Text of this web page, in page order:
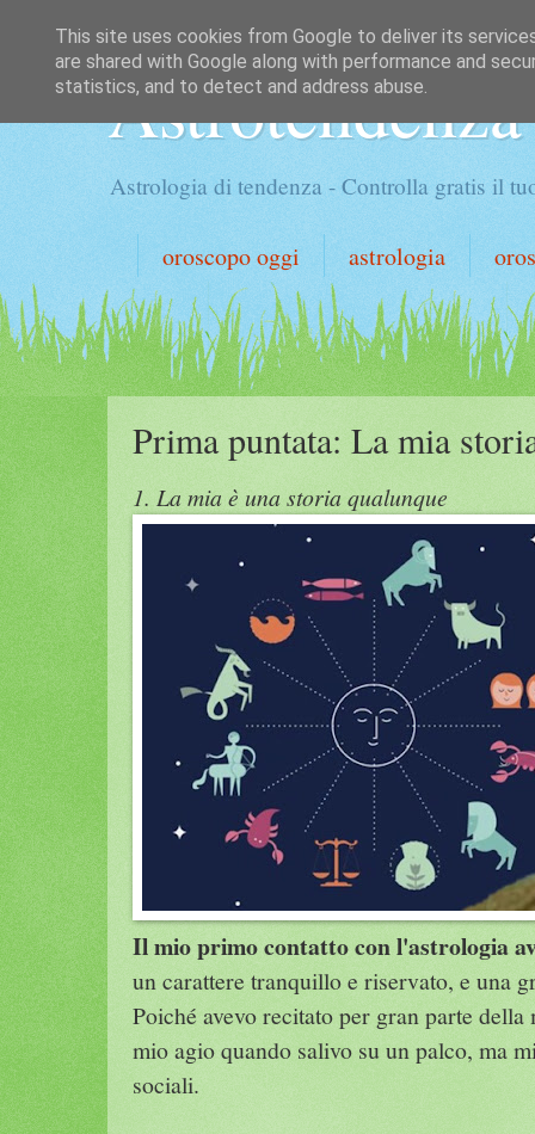
Astrotendenza
Astrologia di tendenza - Controlla gratis il
oroscopo oggi astrologia
Prima puntata: La mia
1. La mia è una storia qualunque
Il mio primo contatto con l'astrologia
un carattere tranquillo e riservato, e una
Poiché avevo recitato per gran parte
mio agio quando salivo su un palco, ma
sociali.
This site uses cookies from Google to deliver its
are shared with Google along with performance and
statistics, and to detect and address abuse.